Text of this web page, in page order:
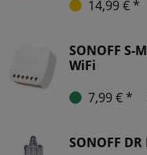
14,99 € *
SONOFF S-
WiFi
7,99 € *
SONOFF